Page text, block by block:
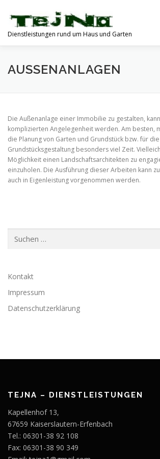
Inhalt
springen
Dienstleistungen rund um Haus und Garten
DAFÜR STEHEN WIR ÜBER UNS
AUSSENANLAGEN
Die Außenanlage einer Immobilie zu gestalten,
komplizierten Angelegenheit werden. Am besten,
die Planung von Garten und Grundstück bzw. für die
Grundstücksgestaltung besonders viel Zeit.
Möglichkeit einen Landschaftsarchitekten zu
einzuholen. Die Ausführung dieser Arbeiten kann
auch in Eigenleistung vorgenommen werden.
nach:
Kontakt
Impressum
Datenschutzerklärung
TEJNA – DIENSTLEISTUNGEN
Kapellenhof 13,
67659 Kaiserslautern-Erfenbach
Tel.: 06301-38 92 108
Fax: 06301-38 90 349